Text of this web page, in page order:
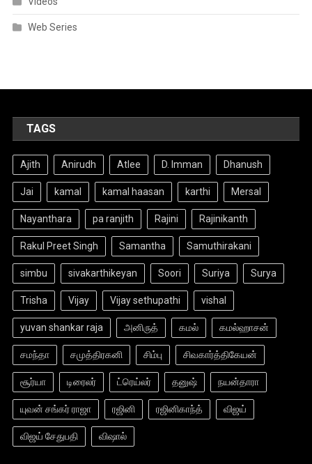
Web Series
TAGS
Ajith Anirudh Atlee D. Imman Dhanush
Jai kamal kamal haasan karthi Mersal
Nayanthara pa ranjith Rajini Rajinikanth
Rakul Preet Singh Samantha Samuthirakani
simbu sivakarthikeyan Soori Suriya Surya
Trisha Vijay Vijay sethupathi vishal
yuvan shankar raja அனிருத் கமல் கமல்ஹாசன்
சமந்தா சமுத்திரகனி சிம்பு சிவகார்த்திகேயன்
சூர்யா டிரைலர் ட்ரெய்லர் தனுஷ் நயன்தாரா
யுவன் சங்கர் ராஜா ரஜினி ரஜினிகாந்த் விஜய்
விஜய் சேதுபதி விஷால்